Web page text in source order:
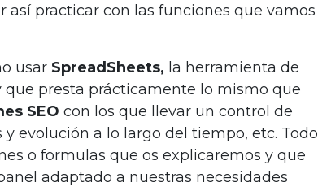
así practicar con las funciones que vamos
usar SpreadSheets, la herramienta de
presta prácticamente lo mismo que
SEO con los que llevar un control de
evolución a lo largo del tiempo, etc. Todo
o formulas que os explicaremos y que
adaptado a nuestras necesidades